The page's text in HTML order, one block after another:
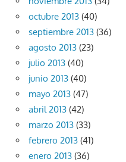
octubre 2013 (40)
septiembre 2013 (36)
agosto 2013 (23)
julio 2013 (40)
junio 2013 (40)
mayo 2013 (47)
abril 2013 (42)
marzo 2013 (33)
febrero 2013 (41)
enero 2013 (36)